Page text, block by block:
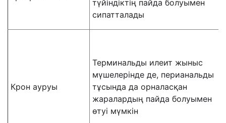
түйіндіктің пайда болуымен
сипатталады
Крон ауруы
Терминальды илеит жыныс
мүшелерінде де, перианальды
тұсында да орналасқан
жаралардың пайда болуымен
өтуі мүмкін